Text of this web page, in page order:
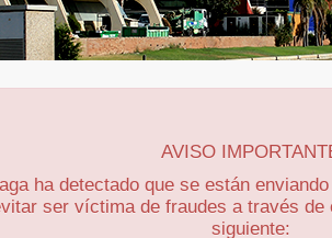
AVISO
ha detectado que se están
ser víctima de fraudes a través
siguiente: